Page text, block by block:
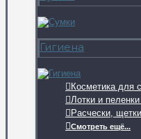
Гигиена
Косметика для
Лотки и
Расчески,
Смотреть ещё...